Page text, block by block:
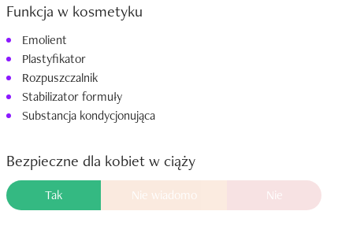
Funkcja w kosmetyku
Emolient
Plastyfikator
Rozpuszczalnik
Stabilizator formuły
Substancja kondycjonująca
Bezpieczne dla kobiet w ciąży
Tak Nie wiadomo Nie